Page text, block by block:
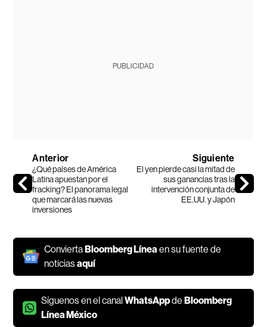
PUBLICIDAD
Anterior
¿Qué países de América
Latina apuestan por el
fracking? El panorama legal
que marcará las nuevas
inversiones
Siguiente
El yen pierde casi la mitad de
sus ganancias tras la
intervención conjunta de
EE.UU. y Japón
ConviertaBloomberg Línea en su fuente de
noticiasaquí
Síguenos en el canalWhatsAppdeBloomberg
Línea México